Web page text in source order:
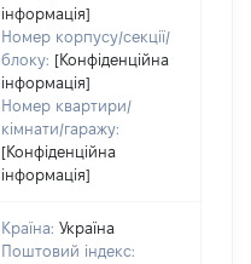
інформація]
Номер корпусу/секції/
блоку: [Конфіденційна
інформація]
Номер квартири/
кімнати/гаражу:
[Конфіденційна
інформація]
Країна: Україна
Поштовий індекс: